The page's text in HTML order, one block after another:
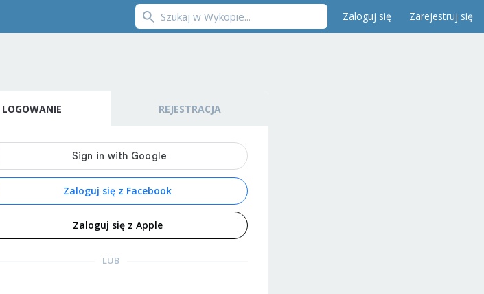
Zaloguj się Zarejestruj się
LOGOWANIE REJESTRACJA
Zaloguj się z Facebook
Zaloguj się z Apple
LUB